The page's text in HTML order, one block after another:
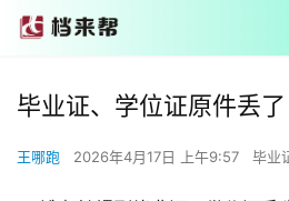
毕业证、学位证原件丢
王哪跑 2026年4月17日 上午9:57 毕业